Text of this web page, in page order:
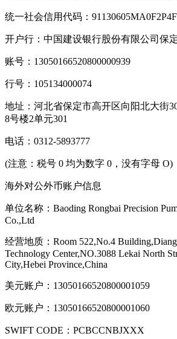
统一社会信用代码：
开户行：中国建设银行股份有限公司保
账号：13050166520800000939
行号：105134000074
地址：河北省保定市高开区向阳北大街
8号楼2单元301
电话：0312‐5893777
(注意：税号 0 均为数字 0，没有字母 O)
海外对公外币账户信息
单位名称：Baoding Rongbai Precision
Co.,Ltd
经营地质：Room 522,No.4
Technology Center,NO.3088 Lekai North
City,Hebei Province,China
美元账户：13050166520800001059
欧元账户：13050166520800001060
SWIFT CODE：PCBCCNBJXXX